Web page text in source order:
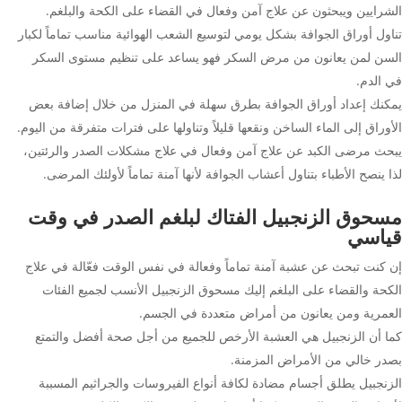
الشرايين ويبحثون عن علاج آمن وفعال في القضاء على الكحة والبلغم.
تناول أوراق الجوافة بشكل يومي لتوسيع الشعب الهوائية مناسب تماماً لكبار
السن لمن يعانون من مرض السكر فهو يساعد على تنظيم مستوى السكر
في الدم.
يمكنك إعداد أوراق الجوافة بطرق سهلة في المنزل من خلال إضافة بعض
الأوراق إلى الماء الساخن ونقعها قليلاً وتناولها على فترات متفرقة من اليوم.
يبحث مرضى الكبد عن علاج آمن وفعال في علاج مشكلات الصدر والرئتين،
لذا ينصح الأطباء بتناول أعشاب الجوافة لأنها آمنة تماماً لأولئك المرضى.
مسحوق الزنجبيل الفتاك لبلغم الصدر في وقت
قياسي
إن كنت تبحث عن عشبة آمنة تماماً وفعالة في نفس الوقت فعّالة في علاج
الكحة والقضاء على البلغم إليك مسحوق الزنجبيل الأنسب لجميع الفئات
العمرية ومن يعانون من أمراض متعددة في الجسم.
كما أن الزنجبيل هي العشبة الأرخص للجميع من أجل صحة أفضل والتمتع
بصدر خالي من الأمراض المزمنة.
الزنجبيل يطلق أجسام مضادة لكافة أنواع الفيروسات والجراثيم المسببة